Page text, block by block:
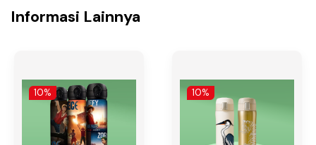
Informasi Lainnya
10% 10%